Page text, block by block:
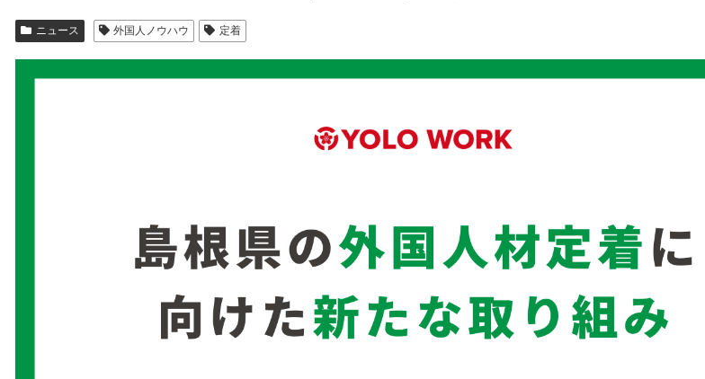
ニュース 外国人ノウハウ 定着